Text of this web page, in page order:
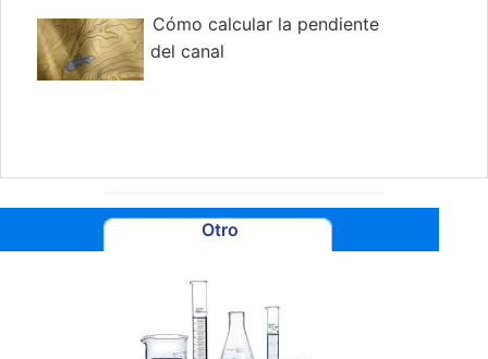
Cómo calcular la pendiente
del canal
Otro